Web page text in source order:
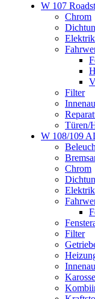
W 107
Chrom
Elektrik
Filter
Türen/
W 108/109
Chrom
Elektrik
Filter